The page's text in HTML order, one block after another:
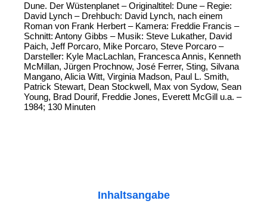
Dune. Der Wüstenplanet – Originaltitel: Dune – Regie:
David Lynch – Drehbuch: David Lynch, nach einem
Roman von Frank Herbert – Kamera: Freddie Francis –
Schnitt: Antony Gibbs – Musik: Steve Lukather, David
Paich, Jeff Porcaro, Mike Porcaro, Steve Porcaro –
Darsteller: Kyle MacLachlan, Francesca Annis, Kenneth
McMillan, Jürgen Prochnow, José Ferrer, Sting, Silvana
Mangano, Alicia Witt, Virginia Madson, Paul L. Smith,
Patrick Stewart, Dean Stockwell, Max von Sydow, Sean
Young, Brad Dourif, Freddie Jones, Everett McGill u.a. –
1984; 130 Minuten
Inhaltsangabe